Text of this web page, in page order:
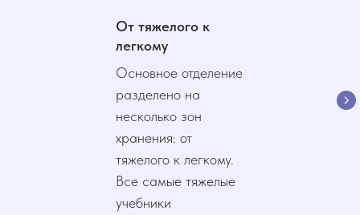
От тяжелого к
легкому
Основное отделение
разделено на
несколько зон
хранения: от
тяжелого к легкому.
Все самые тяжелые
учебники